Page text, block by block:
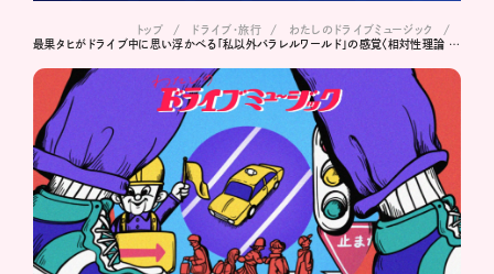
トップ ドライブ･旅行
わたしのドライブミュージック
最果タヒがドライブ中に思い浮かべる「私以外パラレルワールド」の感覚〈相対性理論 / ミス・パラレルワールド〉